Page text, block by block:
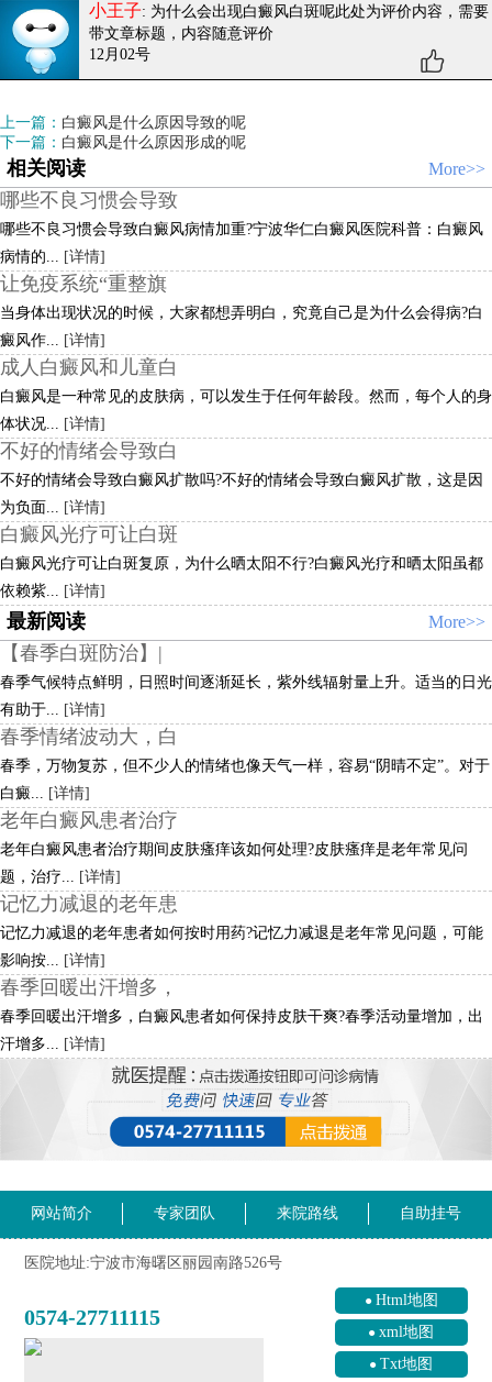
小王子: 为什么会出现白癜风白斑呢此处为评价内容，需要
带文章标题，内容随意评价
12月02号
上一篇： 白癜风是什么原因导致的呢
下一篇： 白癜风是什么原因形成的呢
相关阅读 More>>
哪些不良习惯会导致
哪些不良习惯会导致白癜风病情加重?宁波华仁白癜风医院科普：白癜风
病情的...
[详情]
让免疫系统“重整旗
当身体出现状况的时候，大家都想弄明白，究竟自己是为什么会得病?白
癜风作...
[详情]
成人白癜风和儿童白
白癜风是一种常见的皮肤病，可以发生于任何年龄段。然而，每个人的身
体状况...
[详情]
不好的情绪会导致白
不好的情绪会导致白癜风扩散吗?不好的情绪会导致白癜风扩散，这是因
为负面...
[详情]
白癜风光疗可让白斑
白癜风光疗可让白斑复原，为什么晒太阳不行?白癜风光疗和晒太阳虽都
依赖紫...
[详情]
最新阅读 More>>
【春季白斑防治】|
春季气候特点鲜明，日照时间逐渐延长，紫外线辐射量上升。适当的日光
有助于... [详情]
春季情绪波动大，白
春季，万物复苏，但不少人的情绪也像天气一样，容易“阴晴不定”。对于
白癜... [详情]
老年白癜风患者治疗
老年白癜风患者治疗期间皮肤瘙痒该如何处理?皮肤瘙痒是老年常见问
题，治疗... [详情]
记忆力减退的老年患
记忆力减退的老年患者如何按时用药?记忆力减退是老年常见问题，可能
影响按... [详情]
春季回暖出汗增多，
春季回暖出汗增多，白癜风患者如何保持皮肤干爽?春季活动量增加，出
汗增多... [详情]
网站简介 专家团队 来院路线 自助挂号
医院地址:宁波市海曙区丽园南路526号
0574-27711115
Html地图
xml地图
Txt地图